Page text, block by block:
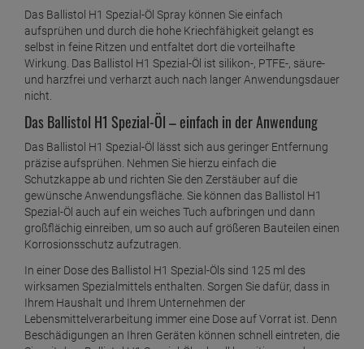
Das Ballistol H1 Spezial-Öl Spray können Sie einfach
aufsprühen und durch die hohe Kriechfähigkeit gelangt es
selbst in feine Ritzen und entfaltet dort die vorteilhafte
Wirkung. Das Ballistol H1 Spezial-Öl ist silikon-, PTFE-, säure-
und harzfrei und verharzt auch nach langer Anwendungsdauer
nicht.
Das Ballistol H1 Spezial-Öl – einfach in der Anwendung
Das Ballistol H1 Spezial-Öl lässt sich aus geringer Entfernung
präzise aufsprühen. Nehmen Sie hierzu einfach die
Schutzkappe ab und richten Sie den Zerstäuber auf die
gewünsche Anwendungsfläche. Sie können das Ballistol H1
Spezial-Öl auch auf ein weiches Tuch aufbringen und dann
großflächig einreiben, um so auch auf größeren Bauteilen einen
Korrosionsschutz aufzutragen.
In einer Dose des Ballistol H1 Spezial-Öls sind 125 ml des
wirksamen Spezialmittels enthalten. Sorgen Sie dafür, dass in
Ihrem Haushalt und Ihrem Unternehmen der
Lebensmittelverarbeitung immer eine Dose auf Vorrat ist. Denn
Beschädigungen an Ihren Geräten können schnell eintreten, die